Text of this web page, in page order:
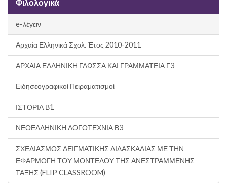
Φιλολογικά
e-λέγειν
Αρχαία Ελληνικά Σχολ. Έτος 2010-2011
ΑΡΧΑΙΑ ΕΛΛΗΝΙΚΗ ΓΛΩΣΣΑ ΚΑΙ ΓΡΑΜΜΑΤΕΙΑ Γ3
Ειδησεογραφικοί Πειραματισμοί
ΙΣΤΟΡΙΑ Β1
ΝΕΟΕΛΛΗΝΙΚΗ ΛΟΓΟΤΕΧΝΙΑ Β3
ΣΧΕΔΙΑΣΜΟΣ ΔΕΙΓΜΑΤΙΚΗΣ ΔΙΔΑΣΚΑΛΙΑΣ ΜΕ ΤΗΝ
ΕΦΑΡΜΟΓΗ ΤΟΥ ΜΟΝΤΕΛΟΥ ΤΗΣ ΑΝΕΣΤΡΑΜΜΕΝΗΣ
ΤΑΞΗΣ (FLIP CLASSROOM)